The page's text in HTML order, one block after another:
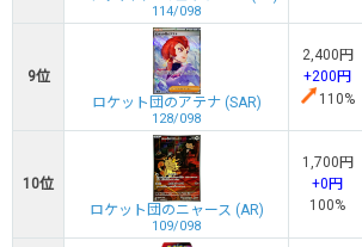
114/098
9位
ロケット団のアテナ (SAR)
128/098
2,400円
+200円
110%
10位
ロケット団のニャース (AR)
109/098
1,700円
+0円
100%